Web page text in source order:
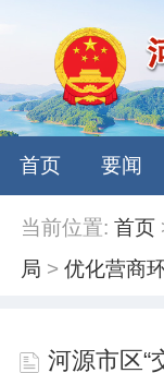
首页 要闻
当前位置: 首页
局 >优化营商
河源市区“